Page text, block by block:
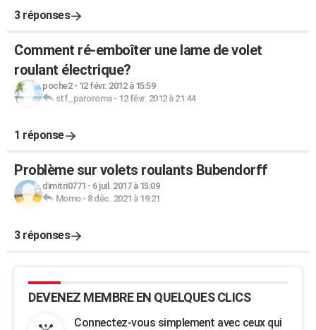
3 réponses
Comment ré-emboîter une lame de volet
roulant électrique?
poche2- 12 févr. 2012 à 15:59
stf_paroroma- 12 févr. 2012 à 21:44
1 réponse
Problème sur volets roulants Bubendorff
dimitri0771 - 6 juil. 2017 à 15:09
Momo- 8 déc. 2021 à 19:21
3 réponses
DEVENEZ MEMBRE EN QUELQUES CLICS
Connectez-vous simplement avec ceux qui